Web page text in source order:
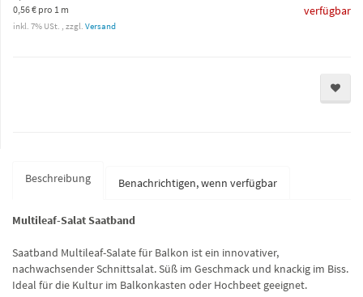
0,56 € pro 1 m
inkl. 7% USt. , zzgl. Versand
verfügbar
Beschreibung Benachrichtigen, wenn verfügbar
Multileaf-Salat Saatband
Saatband Multileaf-Salate für Balkon ist ein innovativer,
nachwachsender Schnittsalat. Süß im Geschmack und knackig im Biss.
Ideal für die Kultur im Balkonkasten oder Hochbeet geeignet.